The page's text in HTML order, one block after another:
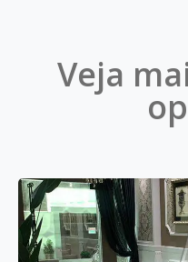
Veja